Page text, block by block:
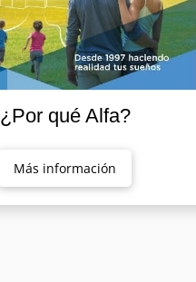
¿Por qué Alfa?
Más información